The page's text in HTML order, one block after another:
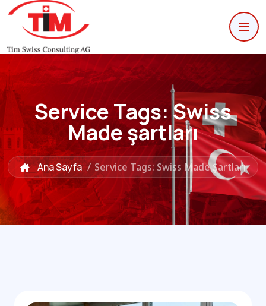
Service Tags:Swiss
Made şartları
Ana Sayfa / Service Tags: Swiss Made Şartları